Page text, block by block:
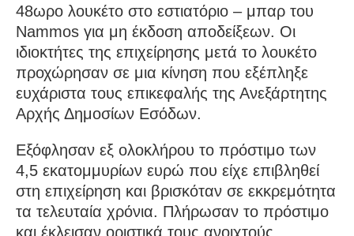
48ωρο λουκέτο στο εστιατόριο – μπαρ του
Nammos για μη έκδοση αποδείξεων. Οι
ιδιοκτήτες της επιχείρησης μετά το λουκέτο
προχώρησαν σε μια κίνηση που εξέπληξε
ευχάριστα τους επικεφαλής της Ανεξάρτητης
Αρχής Δημοσίων Εσόδων.
Εξόφλησαν εξ ολοκλήρου το πρόστιμο των
4,5 εκατομμυρίων ευρώ που είχε επιβληθεί
στη επιχείρηση και βρισκόταν σε εκκρεμότητα
τα τελευταία χρόνια. Πλήρωσαν το πρόστιμο
και έκλεισαν οριστικά τους ανοιχτούς